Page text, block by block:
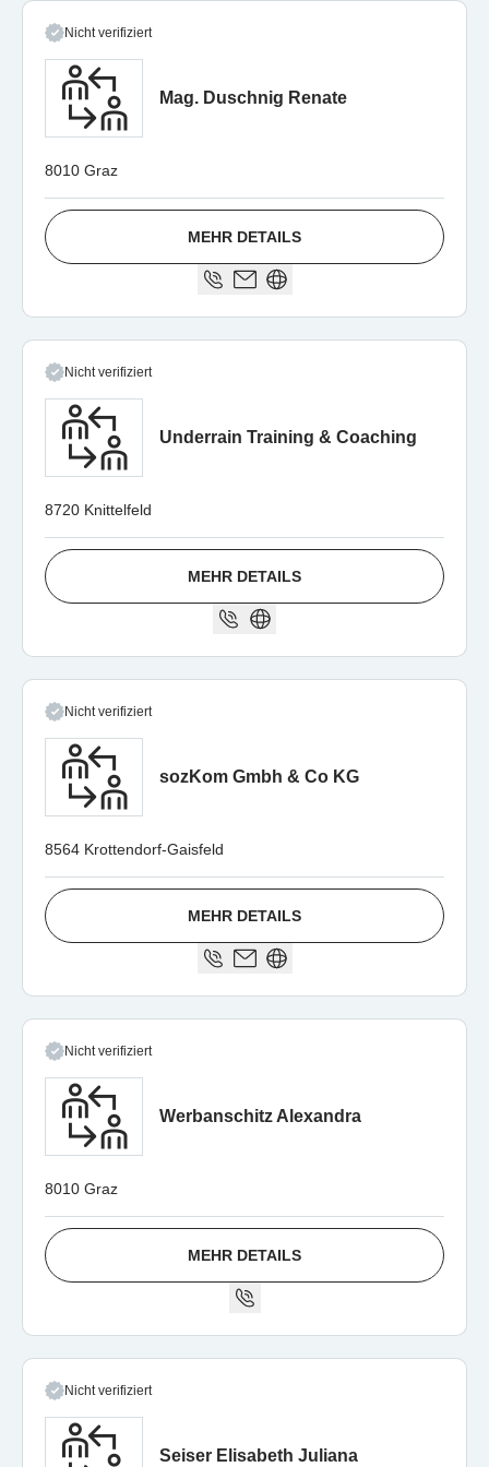
Nicht verifiziert
Mag. Duschnig Renate
8010 Graz
MEHR DETAILS
Nicht verifiziert
Underrain Training & Coaching
8720 Knittelfeld
MEHR DETAILS
Nicht verifiziert
sozKom Gmbh & Co KG
8564 Krottendorf-Gaisfeld
MEHR DETAILS
Nicht verifiziert
Werbanschitz Alexandra
8010 Graz
MEHR DETAILS
Nicht verifiziert
Seiser Elisabeth Juliana